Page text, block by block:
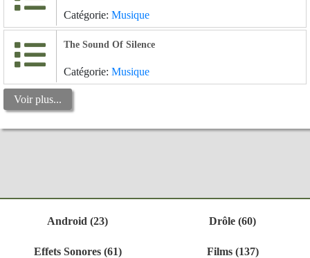
Catégorie: Musique
The Sound Of Silence
Catégorie: Musique
Voir plus...
Android (23) Drôle (60)
Effets Sonores (61) Films (137)